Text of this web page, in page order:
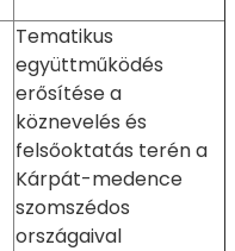
Tematikus
együttműködés
erősítése a
köznevelés és
felsőoktatás terén a
Kárpát-medence
szomszédos
országaival